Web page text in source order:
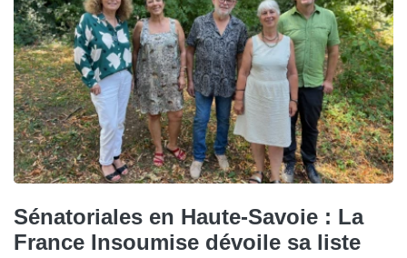
Sénatoriales en Haute-Savoie : La
France Insoumise dévoile sa liste